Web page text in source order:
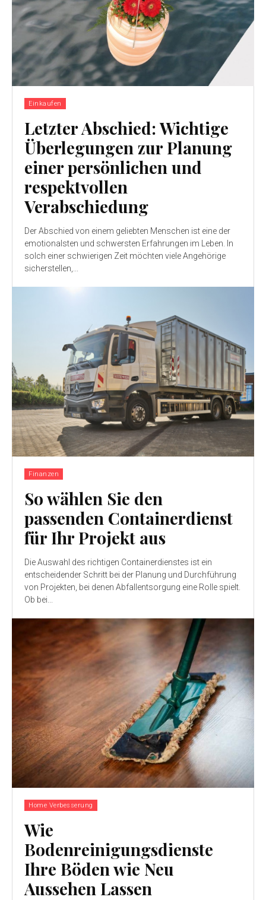
Einkaufen
Letzter Abschied: Wichtige
Überlegungen zur Planung
einer persönlichen und
respektvollen
Verabschiedung
Der Abschied von einem geliebten Menschen ist eine der
emotionalsten und schwersten Erfahrungen im Leben. In
solch einer schwierigen Zeit möchten viele Angehörige
sicherstellen,...
Finanzen
So wählen Sie den
passenden Containerdienst
für Ihr Projekt aus
Die Auswahl des richtigen Containerdienstes ist ein
entscheidender Schritt bei der Planung und Durchführung
von Projekten, bei denen Abfallentsorgung eine Rolle spielt.
Ob bei...
Home Verbesserung
Wie
Bodenreinigungsdienste
Ihre Böden wie Neu
Aussehen Lassen